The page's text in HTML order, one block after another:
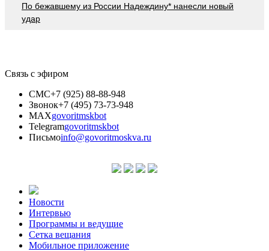
По бежавшему из России Надеждину* нанесли новый
удар
Связь с эфиром
СМС+7 (925) 88-88-948
Звонок+7 (495) 73-73-948
MAXgovoritmskbot
Telegramgovoritmskbot
Письмоinfo@govoritmoskva.ru
Новости
Интервью
Программы и ведущие
Сетка вещания
Мобильное приложение